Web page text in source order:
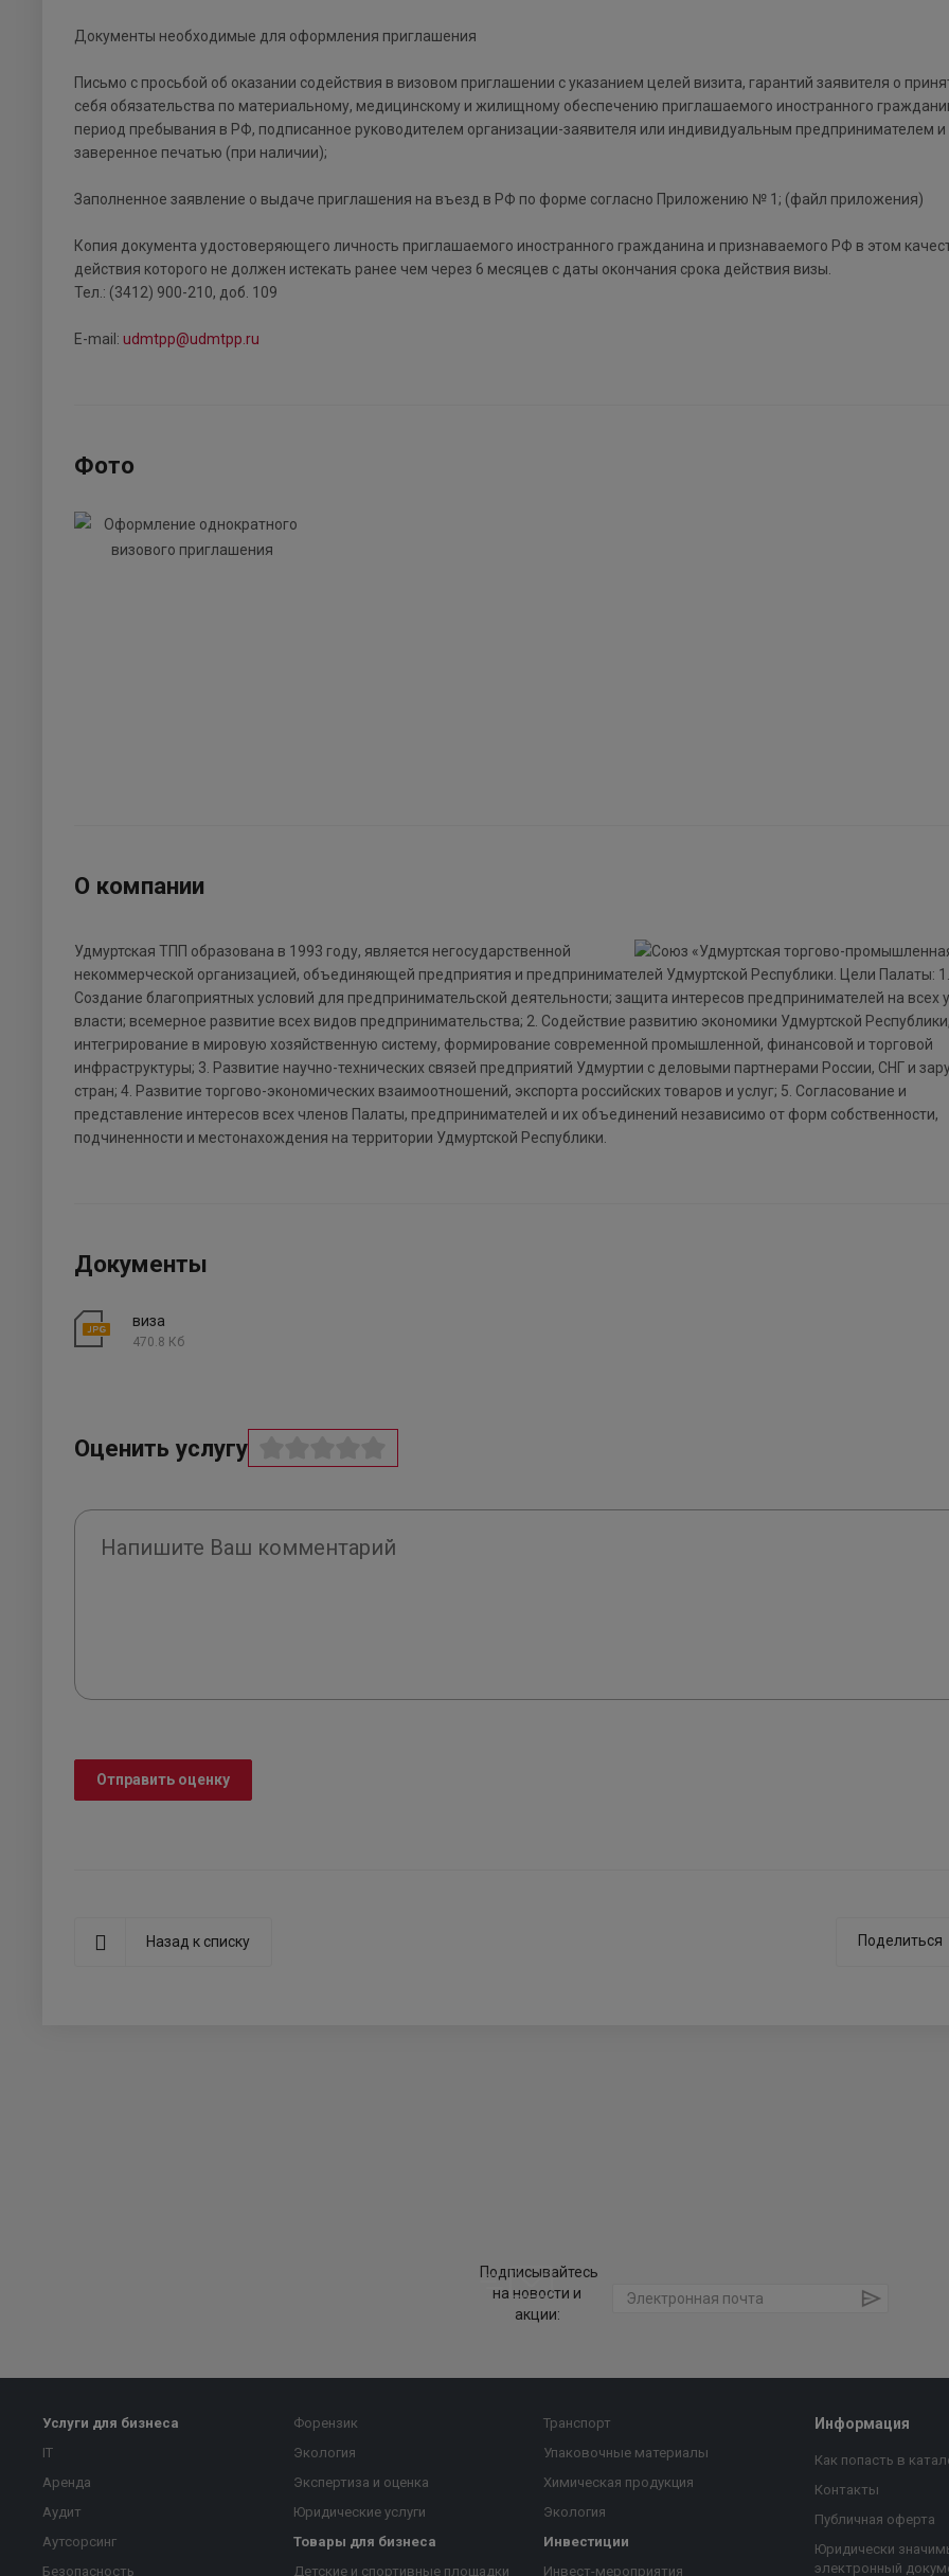
Документы необходимые для оформления приглашения
Письмо с просьбой об оказании содействия в визовом приглашении с указанием целей визита, гарантий заявителя о
себя обязательства по материальному, медицинскому и жилищному обеспечению приглашаемого иностранного
период пребывания в РФ, подписанное руководителем организации-заявителя или индивидуальным предпринимателем и
заверенное печатью (при наличии);
Заполненное заявление о выдаче приглашения на въезд в РФ по форме согласно Приложению № 1; (файл приложения)
Копия документа удостоверяющего личность приглашаемого иностранного гражданина и признаваемого РФ в этом
действия которого не должен истекать ранее чем через 6 месяцев с даты окончания срока действия визы.
Тел.: (3412) 900-210, доб. 109
E-mail: udmtpp@udmtpp.ru
Фото
О компании
Удмуртская ТПП образована в 1993 году, является негосударственной
некоммерческой организацией, объединяющей предприятия и предпринимателей Удмуртской Республики. Цели Палаты: 1.
Создание благоприятных условий для предпринимательской деятельности; защита интересов предпринимателей на всех
власти; всемерное развитие всех видов предпринимательства; 2. Содействие развитию экономики Удмуртской
интегрирование в мировую хозяйственную систему, формирование современной промышленной, финансовой и торговой
инфраструктуры; 3. Развитие научно-технических связей предприятий Удмуртии с деловыми партнерами России, СНГ и
стран; 4. Развитие торгово-экономических взаимоотношений, экспорта российских товаров и услуг; 5. Согласование и
представление интересов всех членов Палаты, предпринимателей и их объединений независимо от форм собственности,
подчиненности и местонахождения на территории Удмуртской Республики.
Документы
виза
470.8 Кб
Оценить услугу
Отправить оценку
Поделиться
Назад к списку
Подписывайтесь
на новости и
акции:
Услуги для бизнеса
IT
Аренда
Аудит
Аутсорсинг
Безопасность
Форензик
Экология
Экспертиза и оценка
Юридические услуги
Товары для бизнеса
Детские и спортивные площадки
Транспорт
Упаковочные материалы
Химическая продукция
Экология
Инвестиции
Инвест-мероприятия
Информация
Как попасть в
Контакты
Публичная оферта
Юридически
электронный